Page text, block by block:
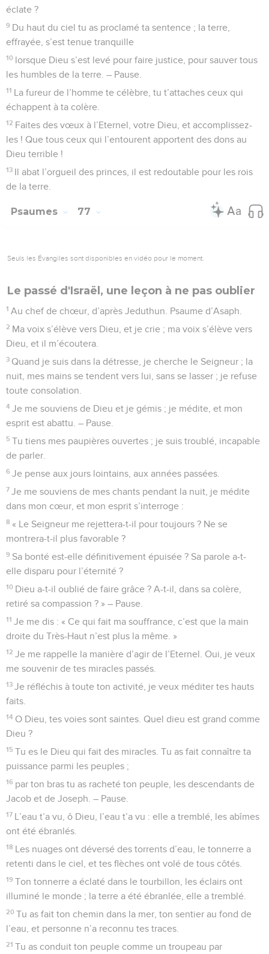
23
cesse grandissant de ceux qui s’attaquent à toi !
Psaumes 75
Seuls les Évangiles sont disponibles en vidéo pour le moment.
A Sion, Dieu a cassé la guerre
1 Au chef de chœur, sur la mélodie de « Ne détruis pas ».
Psaume, chant d’Asaph.
2 Nous te louons, ô Dieu, nous te louons. Ton nom est dans
Au moment que j’aurai fixé, je jugerai avec droiture.
j’affermis ses piliers. – Pause.
aux méchants : « Ne levez pas la tête ! »
car ce n’est ni de l’est, ni de l’ouest, ni du désert que vient
la grandeur.
En effet, c’est Dieu qui juge : il abaisse l’un et il élève
l’autre.
vin plein de liqueurs mêlées. Il en verse, et tous les
méchants de la terre boivent, ils vident la coupe jusqu’à la
lie.
10
Quant à moi, je ne cesserai d’annoncer cela, je chanterai
en l’honneur du Dieu de Jacob.
11 J’abattrai toutes les forces des méchants, mais les forces
du juste seront relevées.
Psaumes 76
Dans la détresse j'évoque tes merveilles
d'autrefois
1 Au chef de chœur, avec instruments à cordes. Psaume,
chant d’Asaph.
2 Dieu s’est fait connaître en Juda, son nom est grand en
Israël.
3 Sa tente est à Salem, et sa demeure à Sion.
4 C’est là qu’il a brisé les flèches, le bouclier, l’épée et les
armes de guerre. – Pause.
5 Tu es plus majestueux, plus puissant que les montagnes
riches en proies.
6 Ils ont été dépouillés, ces héros pleins de courage, ils se
sont endormis de leur dernier sommeil ; ils n’ont pas su se
défendre, tous ces vaillants hommes.
7 A ta menace, Dieu de Jacob, cavaliers et chevaux se sont
figés.
8 Toi, tu es redoutable. Qui peut te résister quand ta colère
éclate ?
9 Du haut du ciel tu as proclamé ta sentence ; la terre,
effrayée, s’est tenue tranquille
10 lorsque Dieu s’est levé pour faire justice, pour sauver tous